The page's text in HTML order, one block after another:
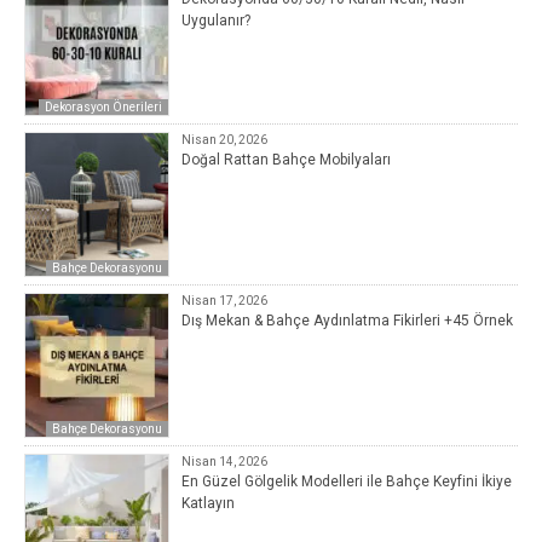
Dekorasyon Önerileri
Uygulanır?
Bahçe Dekorasyonu
Nisan 20, 2026
Doğal Rattan Bahçe Mobilyaları
Bahçe Dekorasyonu
Nisan 17, 2026
Dış Mekan & Bahçe Aydınlatma Fikirleri +45 Örnek
Nisan 14, 2026
En Güzel Gölgelik Modelleri ile Bahçe Keyfini İkiye
Katlayın